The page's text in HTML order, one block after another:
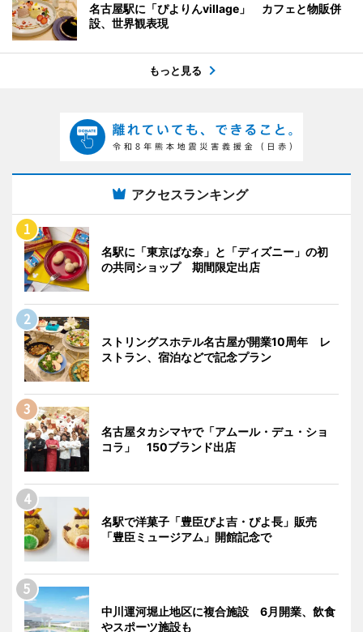
名古屋駅に「ぴよりんvillage」 カフェと物販併
設、世界観表現
もっと見る
アクセスランキング
名駅に「東京ばな奈」と「ディズニー」の初
の共同ショップ 期間限定出店
ストリングスホテル名古屋が開業10周年 レ
ストラン、宿泊などで記念プラン
名古屋タカシマヤで「アムール・デュ・ショ
コラ」 150ブランド出店
名駅で洋菓子「豊臣ぴよ吉・ぴよ長」販売
「豊臣ミュージアム」開館記念で
中川運河堀止地区に複合施設 6月開業、飲食
やスポーツ施設も